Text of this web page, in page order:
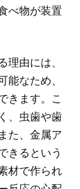
べ物が装置
由には、
なため、
きます。こ
、虫歯や歯
た、金属ア
きるという
材で作られ